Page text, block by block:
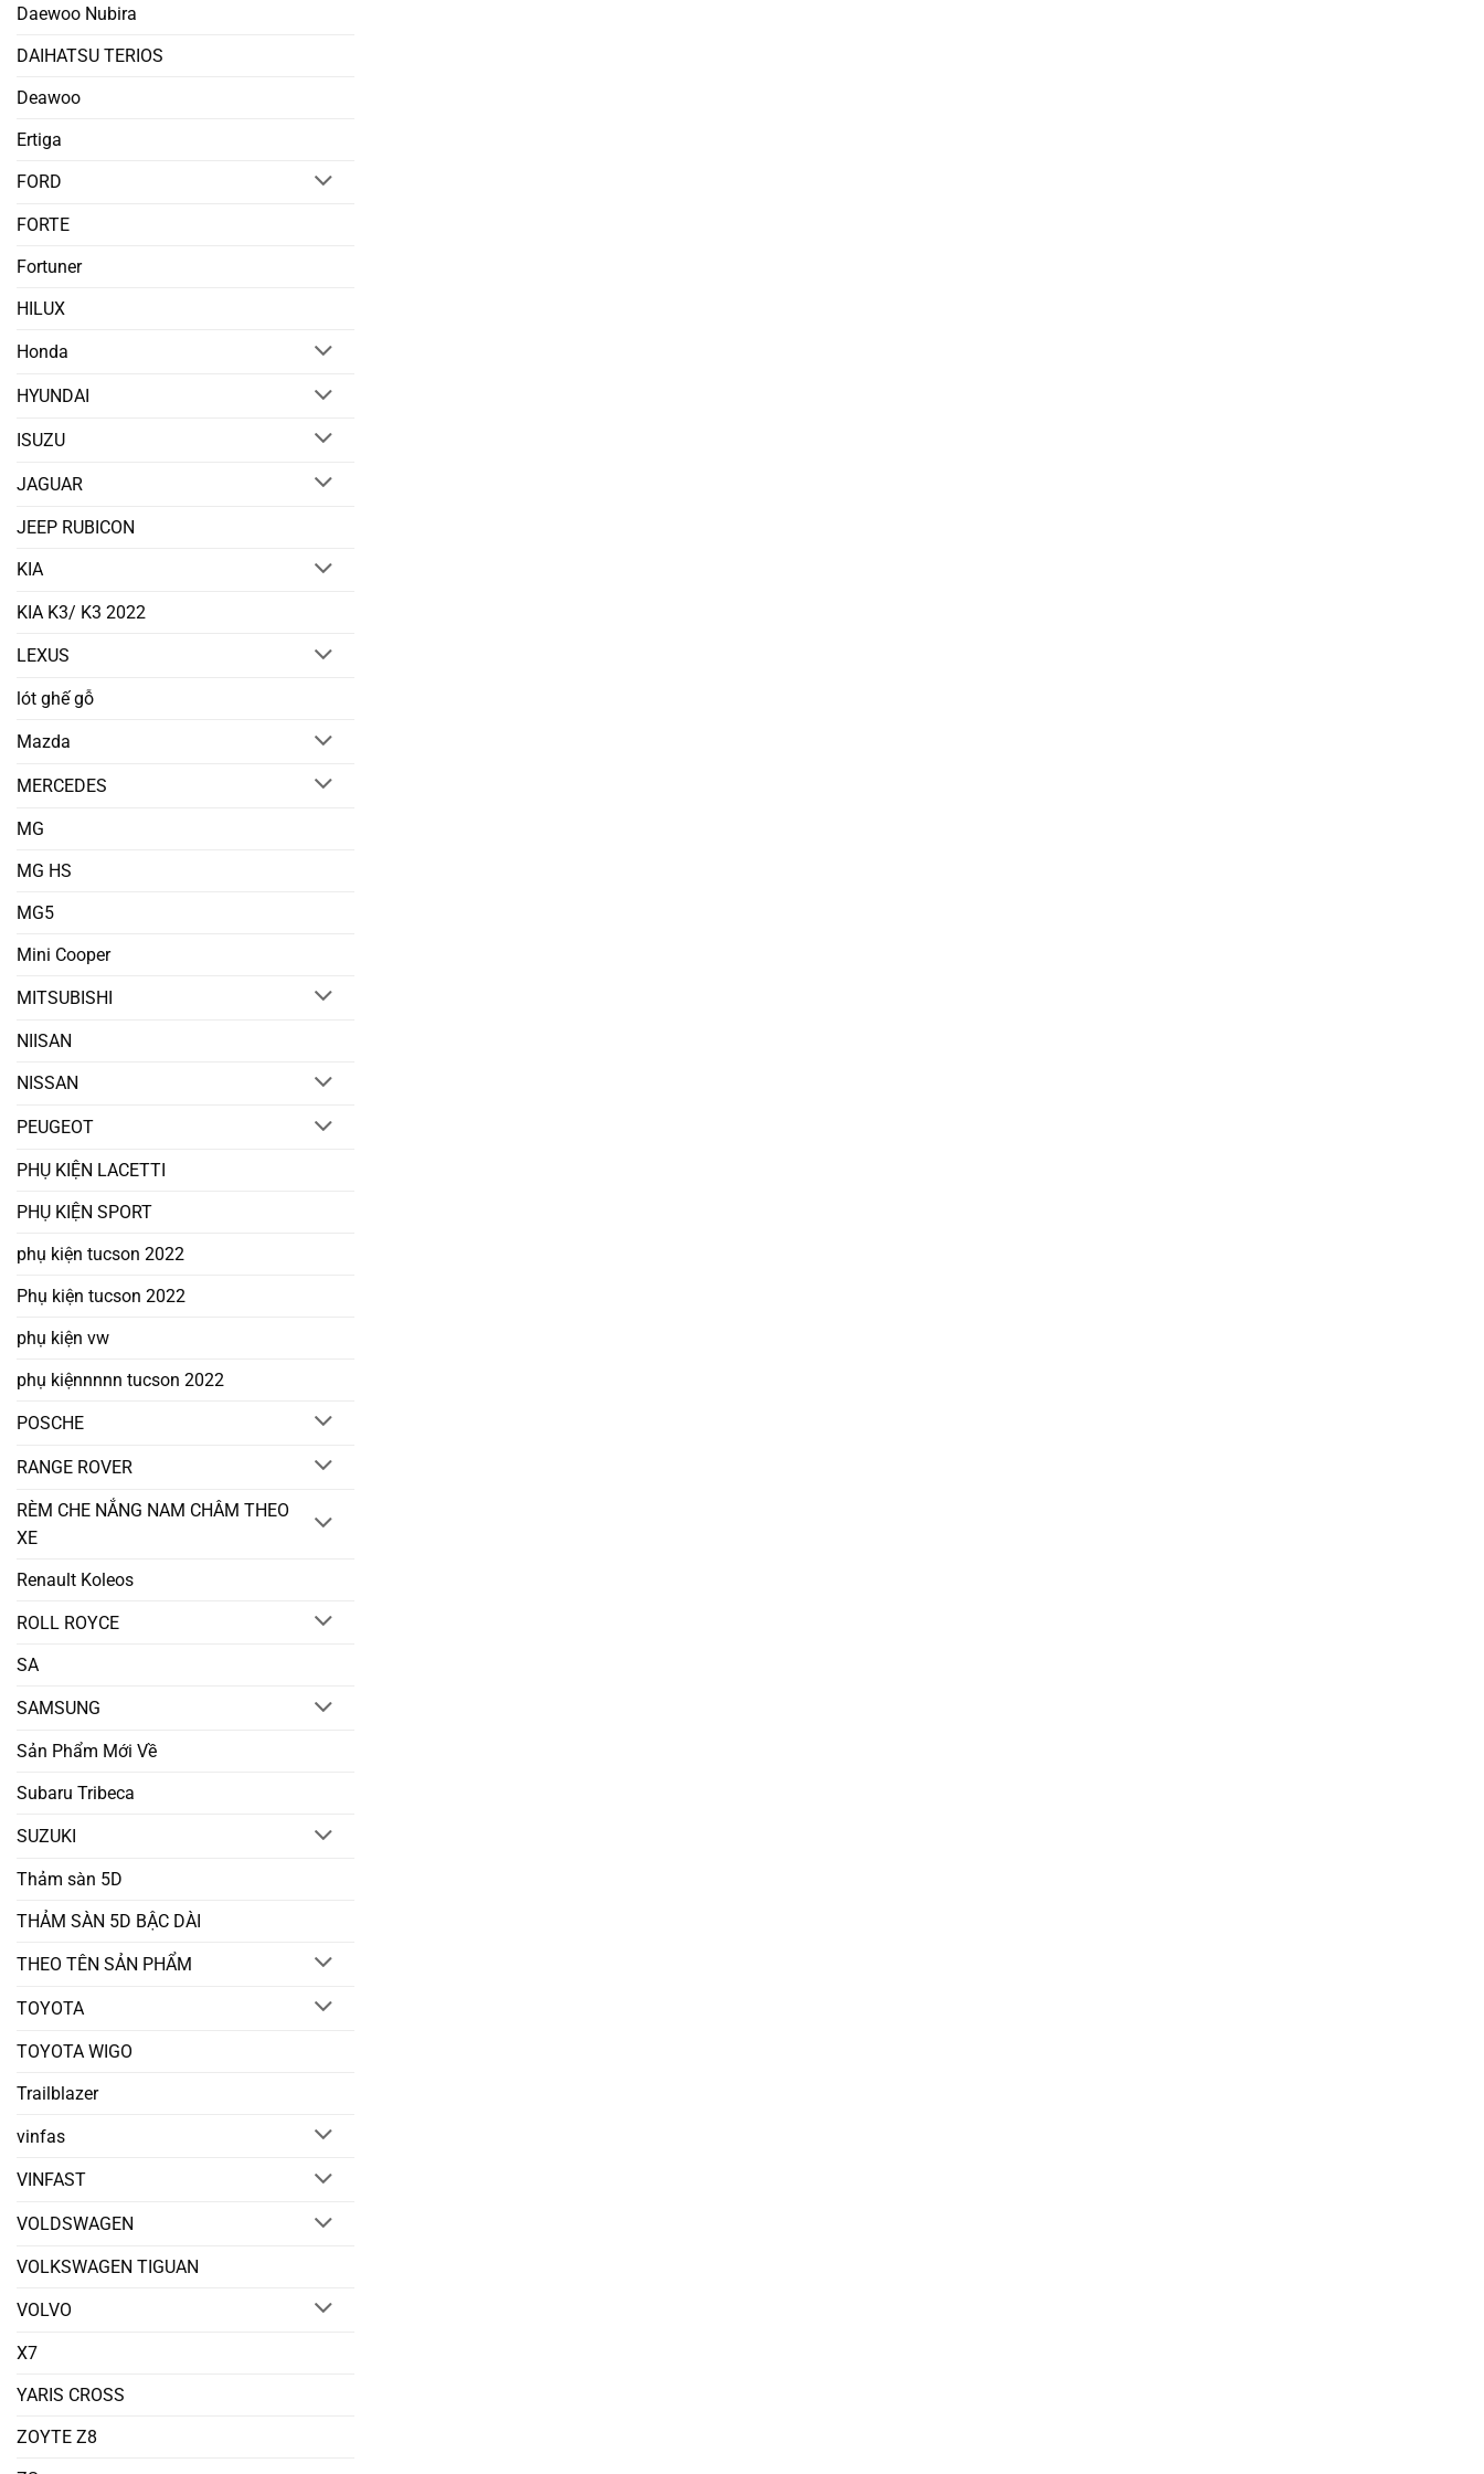
Daewoo Nubira
DAIHATSU TERIOS
Deawoo
Ertiga
FORD
FORTE
Fortuner
HILUX
Honda
HYUNDAI
ISUZU
JAGUAR
JEEP RUBICON
KIA
KIA K3/ K3 2022
LEXUS
lót ghế gỗ
Mazda
MERCEDES
MG
MG HS
MG5
Mini Cooper
MITSUBISHI
NIISAN
NISSAN
PEUGEOT
PHỤ KIỆN LACETTI
PHỤ KIỆN SPORT
phụ kiện tucson 2022
Phụ kiện tucson 2022
phụ kiện vw
phụ kiệnnnnn tucson 2022
POSCHE
RANGE ROVER
RÈM CHE NẮNG NAM CHÂM THEO
XE
Renault Koleos
ROLL ROYCE
SA
SAMSUNG
Sản Phẩm Mới Về
Subaru Tribeca
SUZUKI
Thảm sàn 5D
THẢM SÀN 5D BẬC DÀI
THEO TÊN SẢN PHẨM
TOYOTA
TOYOTA WIGO
Trailblazer
vinfas
VINFAST
VOLDSWAGEN
VOLKSWAGEN TIGUAN
VOLVO
X7
YARIS CROSS
ZOYTE Z8